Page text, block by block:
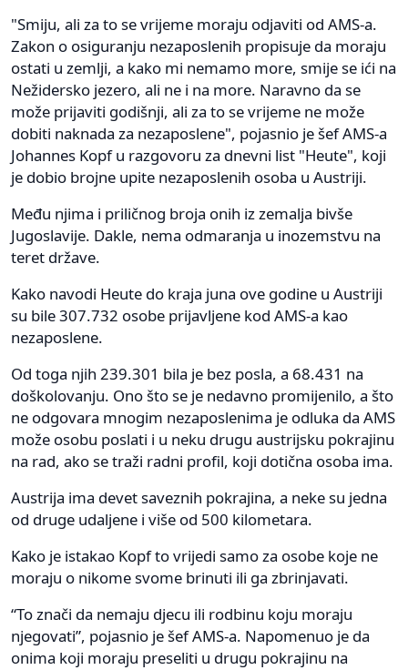
"Smiju, ali za to se vrijeme moraju odjaviti od AMS-a.
Zakon o osiguranju nezaposlenih propisuje da moraju
ostati u zemlji, a kako mi nemamo more, smije se ići na
Nežidersko jezero, ali ne i na more. Naravno da se
može prijaviti godišnji, ali za to se vrijeme ne može
dobiti naknada za nezaposlene", pojasnio je šef AMS-a
Johannes Kopf u razgovoru za dnevni list "Heute", koji
je dobio brojne upite nezaposlenih osoba u Austriji.
Među njima i priličnog broja onih iz zemalja bivše
Jugoslavije. Dakle, nema odmaranja u inozemstvu na
teret države.
Kako navodi Heute do kraja juna ove godine u Austriji
su bile 307.732 osobe prijavljene kod AMS-a kao
nezaposlene.
Od toga njih 239.301 bila je bez posla, a 68.431 na
doškolovanju. Ono što se je nedavno promijenilo, a što
ne odgovara mnogim nezaposlenima je odluka da AMS
može osobu poslati i u neku drugu austrijsku pokrajinu
na rad, ako se traži radni profil, koji dotična osoba ima.
Austrija ima devet saveznih pokrajina, a neke su jedna
od druge udaljene i više od 500 kilometara.
Kako je istakao Kopf to vrijedi samo za osobe koje ne
moraju o nikome svome brinuti ili ga zbrinjavati.
“To znači da nemaju djecu ili rodbinu koju moraju
njegovati”, pojasnio je šef AMS-a. Napomenuo je da
onima koji moraju preseliti u drugu pokrajinu na